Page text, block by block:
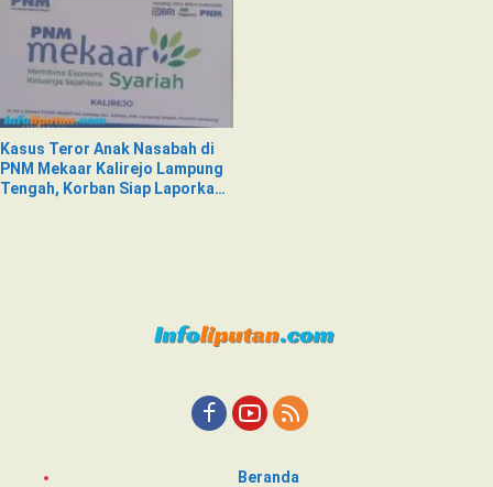
Kasus Teror Anak Nasabah di
PNM Mekaar Kalirejo Lampung
Tengah, Korban Siap Laporkan
Beranda